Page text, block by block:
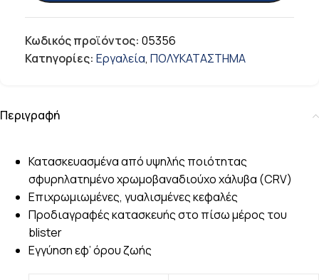
Κωδικός προϊόντος: 05356
Κατηγορίες: Εργαλεία, ΠΟΛΥΚΑΤΑΣΤΗΜΑ
Περιγραφή
Κατασκευασμένα από υψηλής ποιότητας
σφυρηλατημένο χρωμοβαναδιούχο χάλυβα (CRV)
Επιχρωμιωμένες, γυαλισμένες κεφαλές
Προδιαγραφές κατασκευής στο πίσω μέρος του
blister
Εγγύηση εφ’ όρου ζωής